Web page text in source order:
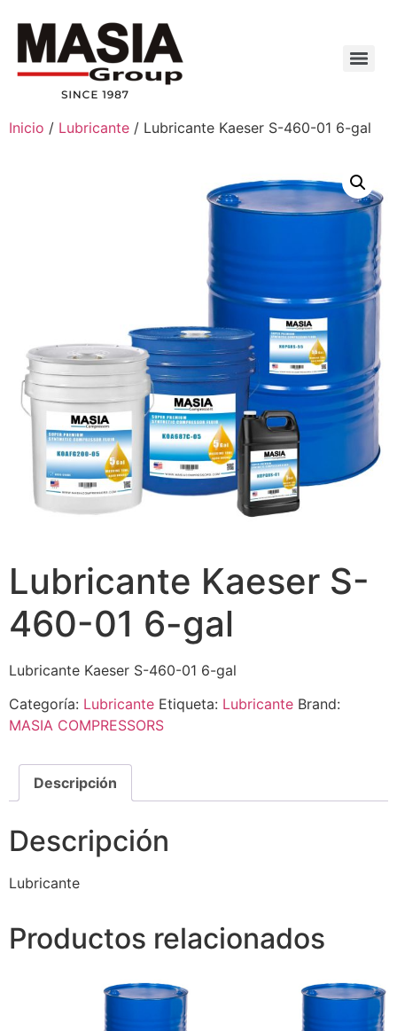
Inicio / Lubricante / Lubricante Kaeser S-460-01 6-gal
Lubricante Kaeser S-
460-01 6-gal
Lubricante Kaeser S-460-01 6-gal
Categoría: Lubricante Etiqueta: Lubricante Brand:
MASIA COMPRESSORS
Descripción
Descripción
Lubricante
Productos relacionados